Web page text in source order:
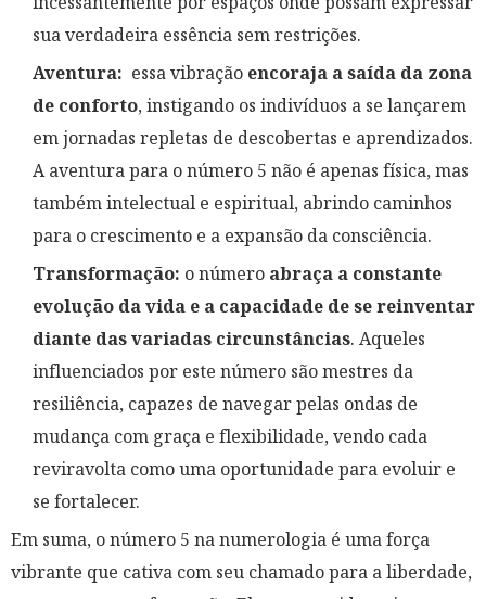
sua verdadeira essência sem restrições.
Aventura: essa vibração encoraja a saída da zona
de conforto, instigando os indivíduos a se lançarem
em jornadas repletas de descobertas e aprendizados.
A aventura para o número 5 não é apenas física, mas
também intelectual e espiritual, abrindo caminhos
para o crescimento e a expansão da consciência.
Transformação: o número abraça a constante
evolução da vida e a capacidade de se reinventar
diante das variadas circunstâncias. Aqueles
influenciados por este número são mestres da
resiliência, capazes de navegar pelas ondas de
mudança com graça e flexibilidade, vendo cada
reviravolta como uma oportunidade para evoluir e
se fortalecer.
Em suma, o número 5 na numerologia é uma força
vibrante que cativa com seu chamado para a liberdade,